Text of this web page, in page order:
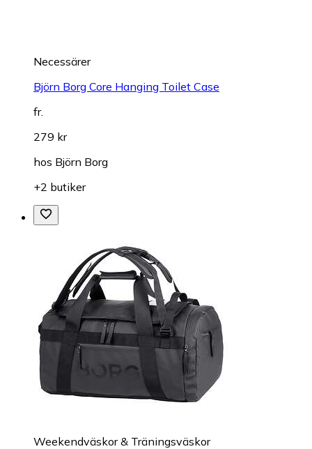
Necessärer
Björn Borg Core Hanging Toilet Case
fr.
279 kr
hos Björn Borg
+2 butiker
Weekendväskor & Träningsväskor